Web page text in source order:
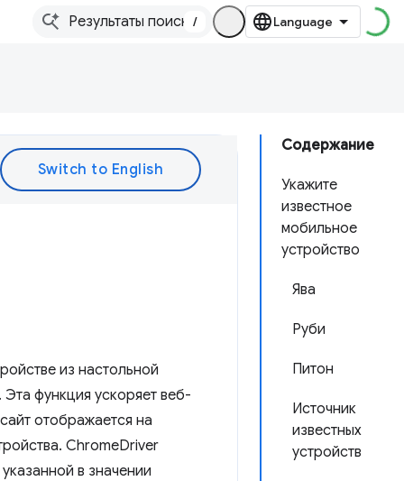
/
Содержание
Укажите
известное
мобильное
устройство
Ява
Руби
Питон
Источник
известных
устройств
из настольной
функция ускоряет веб-
отображается на
ChromeDriver
в значении